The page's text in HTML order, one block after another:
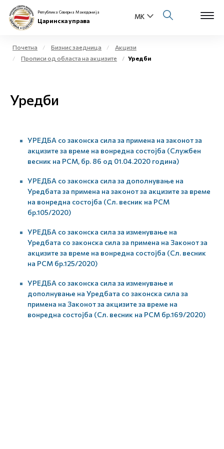
Физички лица
Open
Е-Царина
Контакт
Република Северна Македонија
Царинска управа
Почетна Бизнис заедница
Акцизи
Прописи од областа на акцизите
Уредби
Уредби
УРЕДБА со законска сила за примена на законот за
акцизите за време на вонредна состојба (Службен
весник на РСМ, бр. 86 од 01.04.2020 година)
УРЕДБА со законска сила за дополнување на
Уредбата за примена на законот за акцизите за време
на вонредна состојба (Сл. весник на РСМ
бр.105/2020)
УРЕДБА со законска сила за изменување на
Уредбата со законска сила за примена на Законот за
акцизите за време на вонредна состојба (Сл. весник
на РСМ бр.125/2020)
УРЕДБА со законска сила за изменување и
дополнување на Уредбата со законска сила за
примена на Законот за акцизите за време на
вонредна состојба (Сл. весник на РСМ бр.169/2020)